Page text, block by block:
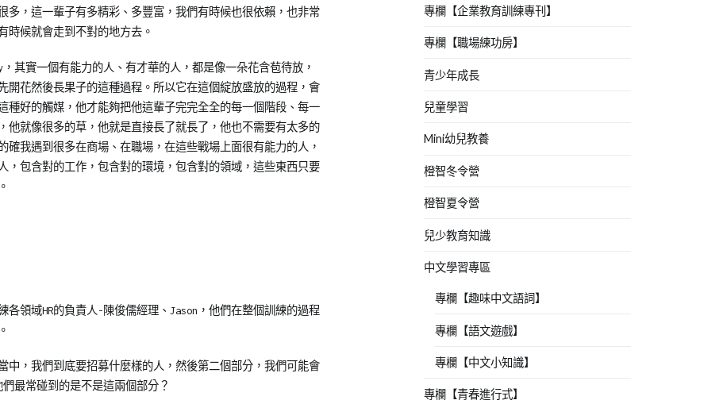
多，這一輩子有多精彩、多豐富，我們有時候也很依賴，也非常
時候就會走到不對的地方去。
其實一個有能力的人、有才華的人，都是像一朵花含苞待放，
開花然後長果子的這種過程。所以它在這個綻放盛放的過程，會
種好的觸媒，他才能夠把他這輩子完完全全的每一個階段、每一
他就像很多的草，他就是直接長了就長了，他也不需要有太多的
我遇到很多在商場、在職場，在這些戰場上面很有能力的人，
，包含對的工作，包含對的環境，包含對的領域，這些東西只要
領域HR的負責人-陳俊儒經理、Jason，他們在整個訓練的過程
中，我們到底要招募什麼樣的人，然後第二個部分，我們可能會
最常碰到的是不是這兩個部分？
專欄【企業教育訓練專刊】
專欄【職場練功房】
青少年成長
兒童學習
Mini幼兒教養
橙智冬令營
橙智夏令營
兒少教育知識
中文學習專區
專欄【趣味中文語詞】
專欄【語文遊戲】
專欄【中文小知識】
專欄【青春進行式】